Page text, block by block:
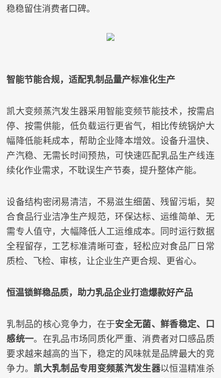
稳稳留住消费者口碑。
智能节能合规，适配乳制品量产标准化生产
凯大变频蒸汽发生器采用智能变频节能技术，按需启
停、按需供能，低负载运行更省气，相比传统锅炉大
幅降低能耗成本，帮助企业降本增效。设备升温快、
产汽稳、无需长时间预热，可快速匹配乳品生产线连
续化作业需求，不耽误生产节奏，提升整体产能。
设备结构密闭易清洁，不易滋生细菌、残留污垢，契
合食品行业洁净生产规范，环保达标、运维简单、无
需专人值守，大幅降低人工运维成本。同时运行数据
全程留存，工艺标准清晰可查，轻松应对食品厂日常
质检、飞检、审核，让企业生产更合规、更省心。
恒温锁鲜稳品质，助力乳品企业打造爆款好产品
乳制品的核心竞争力，在于安全无菌、鲜香稳定、口
感统一。在乳品市场同质化严重、消费者对口感品质
要求越来越高的当下，稳定的风味就是品牌最大的竞
争力。 凯大乳制品专用变频蒸汽发生器以恒温精准杀